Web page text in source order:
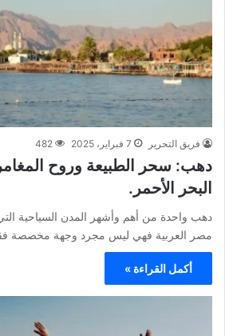
فريق التحرير 7 فبراير، 2025 482
دهب: سحر الطبيعة وروح
البحر الأحمر.
دهب واحدة من أهم وأشهر المدن السياحية
مصر العربية فهي ليس مجرد وجهة مخصصة
أكمل القراءة »